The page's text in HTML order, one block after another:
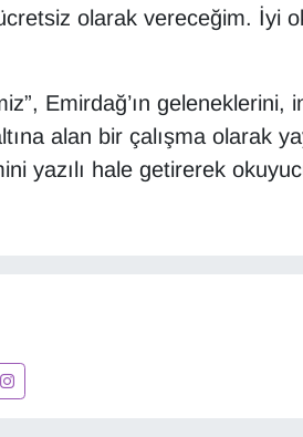
olarak vereceğim. İyi
Emirdağ’ın geleneklerini,
alan bir çalışma olarak
yazılı hale getirerek